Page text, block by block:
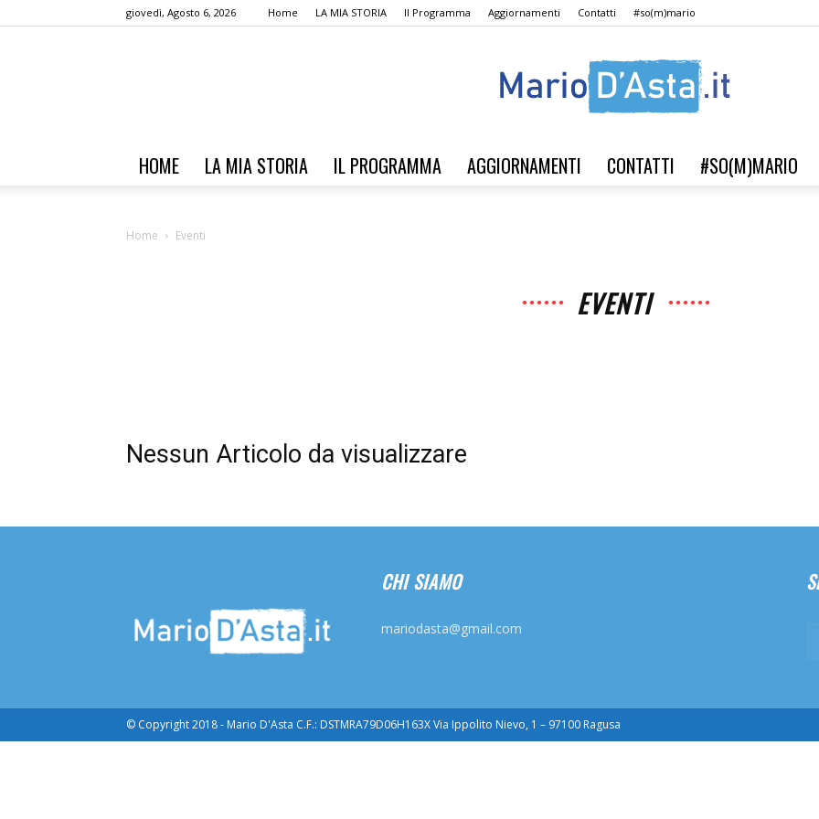
giovedì, Agosto 6, 2026 Home LA MIA STORIA Il Programma Aggiornamenti Contatti #so(m)mario
il
HOME LA MIA STORIA IL PROGRAMMA AGGIORNAMENTI CONTATTI #SO(M)MARIO
Home Eventi
EVENTI
Nessun Articolo da visualizzare
CHI SIAMO
mariodasta@gmail.com
© Copyright 2018 - Mario D'Asta C.F.: DSTMRA79D06H163X Via Ippolito Nievo, 1 – 97100 Ragusa